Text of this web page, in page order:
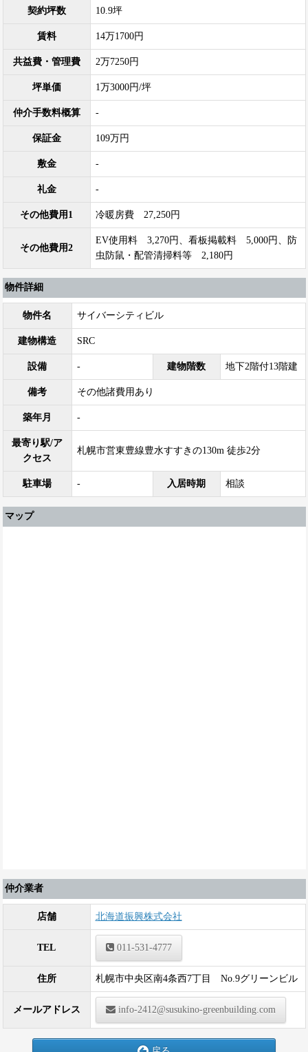
契約坪数 10.9坪
賃料 14万1700円
共益費・管理費 2万7250円
坪単価 1万3000円/坪
仲介手数料概算 -
保証金 109万円
敷金 -
礼金 -
その他費用1 冷暖房費 27,250円
その他費用2
EV使用料 3,270円、看板掲載料 5,000円、防
虫防鼠・配管清掃料等 2,180円
物件詳細
物件名 サイバーシティビル
建物構造 SRC
設備 - 建物階数 地下2階付13階建
備考 その他諸費用あり
築年月 -
最寄り駅/ア
クセス
札幌市営東豊線豊水すすきの130m 徒歩2分
駐車場 - 入居時期 相談
マップ
仲介業者
店舗 北海道振興株式会社
TEL 011-531-4777
住所 札幌市中央区南4条西7丁目 No.9グリーンビル
メールアドレス info-2412@susukino-greenbuilding.com